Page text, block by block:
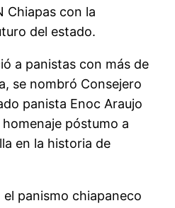
Chiapas con la
del estado.
a panistas con más de
se nombró Consejero
panista Enoc Araujo
póstumo a
en la historia de
panismo chiapaneco